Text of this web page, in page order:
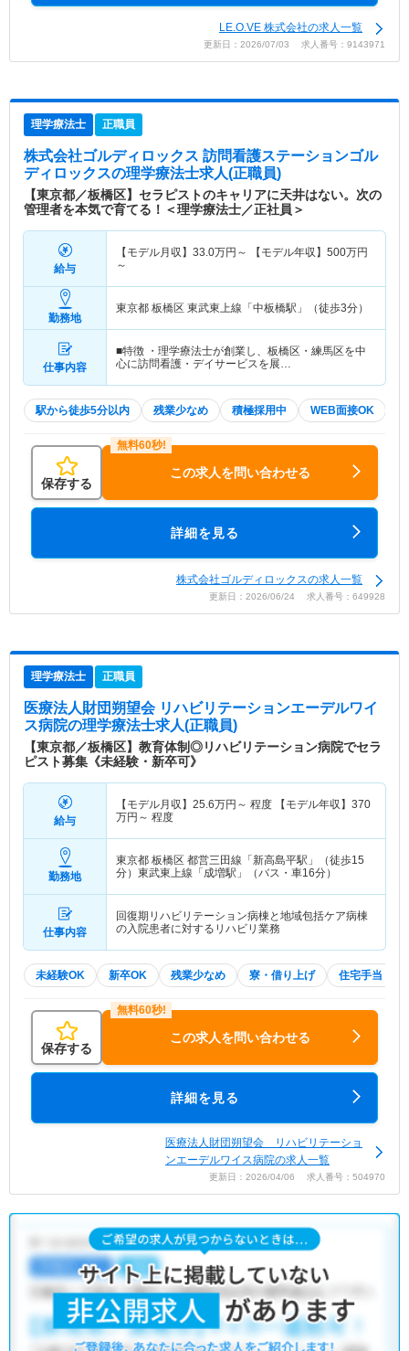
LE.O.VE 株式会社の求人一覧
更新日：2026/07/03 求人番号：9143971
理学療法士 正職員
株式会社ゴルディロックス 訪問看護ステーションゴル
ディロックスの理学療法士求人(正職員)
【東京都／板橋区】セラピストのキャリアに天井はない。次の
管理者を本気で育てる！＜理学療法士／正社員＞
給与
【モデル月収】 33.0万円～ 【モデル年収】 500万円
～
勤務地
東京都 板橋区 東武東上線「中板橋駅」（徒歩3分）
仕事内容
■特徴 ・理学療法士が創業し、板橋区・練馬区を中
心に訪問看護・デイサービスを展…
駅から徒歩5分以内 残業少なめ 積極採用中 WEB面接OK
保存する
この求人を問い合わせる
詳細を見る
株式会社ゴルディロックスの求人一覧
更新日：2026/06/24 求人番号：649928
理学療法士 正職員
医療法人財団朔望会 リハビリテーションエーデルワイ
ス病院の理学療法士求人(正職員)
【東京都／板橋区】教育体制◎リハビリテーション病院でセラ
ピスト募集《未経験・新卒可》
給与
【モデル月収】 25.6万円～ 程度 【モデル年収】 370
万円～ 程度
勤務地
東京都 板橋区 都営三田線「新高島平駅」（徒歩15
分）東武東上線「成増駅」（バス・車16分）
仕事内容
回復期リハビリテーション病棟と地域包括ケア病棟
の入院患者に対するリハビリ業務
未経験OK 新卒OK 残業少なめ 寮・借り上げ 住宅手当・補
保存する
この求人を問い合わせる
詳細を見る
医療法人財団朔望会 リハビリテーショ
ンエーデルワイス病院の求人一覧
更新日：2026/04/06 求人番号：504970